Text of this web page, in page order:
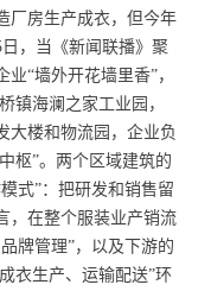
厂房生产成衣，但今年
，当《新闻联播》聚
“墙外开花墙里香”，
海澜之家工业园，
大楼和物流园，企业负
枢”。两个区域建筑的
式”：把研发和销售留
，在整个服装业产销流
牌管理”，以及下游的
衣生产、运输配送”环